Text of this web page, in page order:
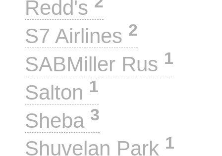
Redd's
S7 Airlines 2
SABMiller Rus 1
Salton 1
Sheba 3
Shuvelan Park 1